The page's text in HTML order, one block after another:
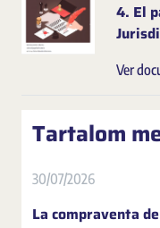
4. El
Ver
Tartalom
30/07/2026
La compraventa